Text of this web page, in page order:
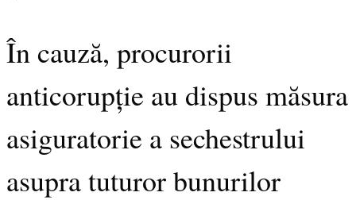
În cauză, procurorii
anticorupție au dispus măsura
asiguratorie a sechestrului
asupra tuturor bunurilor